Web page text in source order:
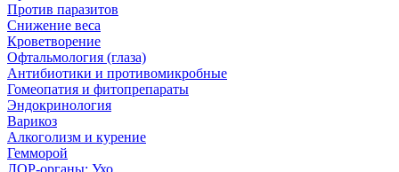
Против паразитов
Снижение веса
Кроветворение
Офтальмология (глаза)
Антибиотики и противомикробные
Гомеопатия и фитопрепараты
Эндокринология
Варикоз
Алкоголизм и курение
Гемморой
ЛОР-органы: Ухо